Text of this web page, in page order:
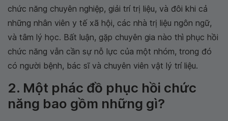
chức năng chuyên nghiệp, giải trí trị liệu, và đôi khi cả
những nhân viên y tế xã hội, các nhà trị liệu ngôn ngữ,
và tâm lý học. Bất luận, gặp chuyên gia nào thì phục hồi
chức năng vẫn cần sự nỗ lực của một nhóm, trong đó
có người bệnh, bác sĩ và chuyên viên vật lý trí liệu.
2. Một phác đồ phục hồi chức
năng bao gồm những gì?